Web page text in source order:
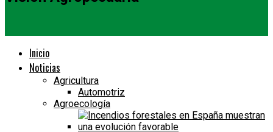
Inicio
Noticias
Agricultura
Automotriz
Agroecología